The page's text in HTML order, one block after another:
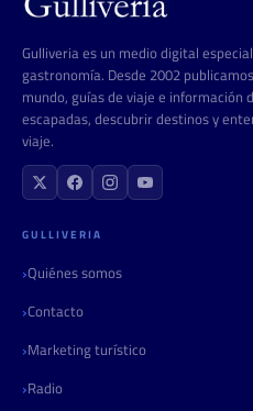
Gulliveria es un medio digital
gastronomía. Desde 2002
mundo, guías de viaje e información
escapadas, descubrir destinos y
viaje.
GULLIVERIA
Quiénes somos
Contacto
Marketing turístico
Radio